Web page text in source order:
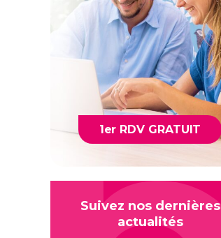
1er RDV GRATUIT
Suivez nos dernières
actualités